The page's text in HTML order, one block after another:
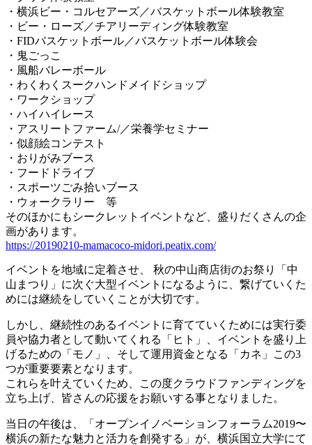
・横浜ビー・コルセアーズ／バスケットボール体験教室
・ビー・ローズ／チアリーディング体験教室
・FIDバスケットボール／バスケットボール体験会
・鬼ごっこ
・風船バレーボール
・わくわくスークハンドメイドショップ
・ワークショップ
・ハイハイレース
・アスリートファーム/／栄養学セミナー
・似顔絵コンテスト
・おりがみブース
・フードドライブ
・スポーツごみ拾いブース
・ウォークラリー 等
そのほかにもシークレットイベントなど、盛りだくさんの企
画があります。
https://20190210-mamacoco-midori.peatix.com/
イベントを地域に定着させ、 秋の中山商店街のお祭り「中
山まつり」に次ぐ大型イベントになるように、繋げていくた
めには継続をしていくことが大切です。
しかし、継続性のあるイベントに育てていくためには実行委
員や協力者として動いてくれる「ヒト」、イベントを盛り上
げるための「モノ」、そして運用資金となる「カネ」この3
つが重要要素となります。
これらを叶えていくため、この度クラウドファンディングを
立ち上げ、皆さんの応援をお願いする事となりました。
当日の午後は、「オープンイノベーションフォーラム2019〜
横浜の新たな魅力と活力を創発する」が、横浜国立大学にて